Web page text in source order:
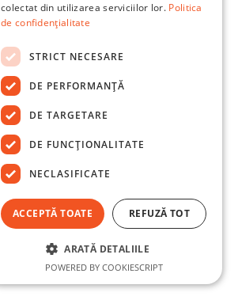
colectat din utilizarea serviciilor lor. Politica
de confidențialitate
STRICT NECESARE
DE PERFORMANȚĂ
DE TARGETARE
DE FUNCŢIONALITATE
NECLASIFICATE
ACCEPTĂ TOATE REFUZĂ TOT
ARATĂ DETALIILE
POWERED BY COOKIESCRIPT